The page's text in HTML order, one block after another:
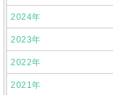
2024年
2023年
2022年
2021年